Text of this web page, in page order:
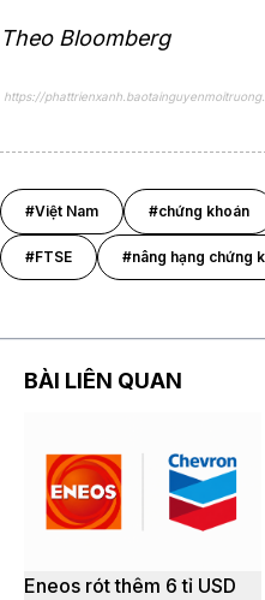
Theo Bloomberg
https://
#Việt Nam #chứng khoán
#FTSE #nâng hạng chứng
BÀI LIÊN QUAN
Eneos rót thêm 6 tỉ USD